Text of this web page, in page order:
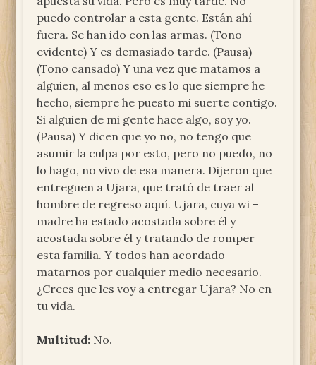
puedo controlar a esta gente. Están ahí
fuera. Se han ido con las armas. (Tono
evidente) Y es demasiado tarde. (Pausa)
(Tono cansado) Y una vez que matamos a
alguien, al menos eso es lo que siempre he
hecho, siempre he puesto mi suerte contigo.
Si alguien de mi gente hace algo, soy yo.
(Pausa) Y dicen que yo no, no tengo que
asumir la culpa por esto, pero no puedo, no
lo hago, no vivo de esa manera. Dijeron que
entreguen a Ujara, que trató de traer al
hombre de regreso aquí. Ujara, cuya wi –
madre ha estado acostada sobre él y
acostada sobre él y tratando de romper
esta familia. Y todos han acordado
matarnos por cualquier medio necesario.
¿Crees que les voy a entregar Ujara? No en
tu vida.
Multitud: No.